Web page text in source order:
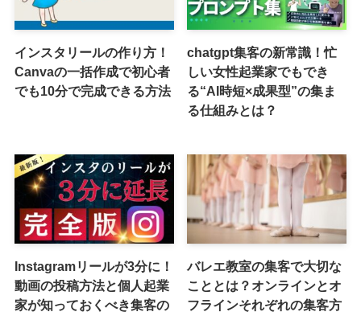
インスタリールの作り方！
Canvaの一括作成で初心者
でも10分で完成できる方法
chatgpt集客の新常識！忙
しい女性起業家でもでき
る“AI時短×成果型”の集ま
る仕組みとは？
Instagramリールが3分に！
動画の投稿方法と個人起業
家が知っておくべき集客の
バレエ教室の集客で大切な
こととは？オンラインとオ
フラインそれぞれの集客方